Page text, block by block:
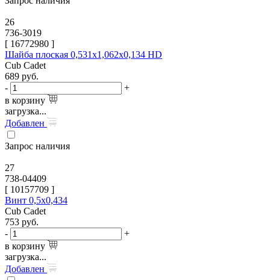
26
736-3019
[ 16772980 ]
Шайба плоская 0,531х1,062х0,134 HD
Cub Cadet
689 руб.
-
+
в корзину
загрузка...
Добавлен
Запрос наличия
27
738-04409
[ 10157709 ]
Винт 0,5х0,434
Cub Cadet
753 руб.
-
+
в корзину
загрузка...
Добавлен